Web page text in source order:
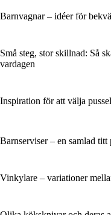
Barnvagnar – idéer för
Små steg, stor skillnad: Så
vardagen
Inspiration för att välja
Barnserviser – en samlad
Vinkylare – variationer